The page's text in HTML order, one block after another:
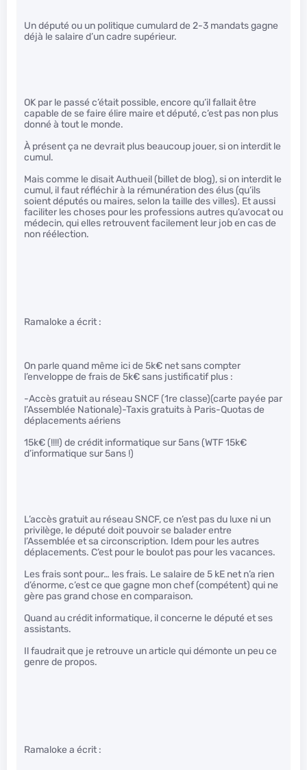
Un député ou un politique cumulard de 2-3 mandats gagne
déjà le salaire d’un cadre supérieur.
OK par le passé c’était possible, encore qu’il fallait être
capable de se faire élire maire et député, c’est pas non plus
donné à tout le monde.
À présent ça ne devrait plus beaucoup jouer, si on interdit le
cumul.
Mais comme le disait Authueil (billet de blog), si on interdit le
cumul, il faut réfléchir à la rémunération des élus (qu’ils
soient députés ou maires, selon la taille des villes). Et aussi
faciliter les choses pour les professions autres qu’avocat ou
médecin, qui elles retrouvent facilement leur job en cas de
non réélection.
Ramaloke a écrit :
On parle quand même ici de 5k€ net sans compter
l’enveloppe de frais de 5k€ sans justificatif plus :
-Accès gratuit au réseau SNCF (1re classe)(carte payée par
l’Assemblée Nationale)-Taxis gratuits à Paris-Quotas de
déplacements aériens
15k€ (!!!!) de crédit informatique sur 5ans (WTF 15k€
d’informatique sur 5ans !)
L’accès gratuit au réseau SNCF, ce n’est pas du luxe ni un
privilège, le député doit pouvoir se balader entre
l’Assemblée et sa circonscription. Idem pour les autres
déplacements. C’est pour le boulot pas pour les vacances.
Les frais sont pour… les frais. Le salaire de 5 kE net n’a rien
d’énorme, c’est ce que gagne mon chef (compétent) qui ne
gère pas grand chose en comparaison.
Quand au crédit informatique, il concerne le député et ses
assistants.
Il faudrait que je retrouve un article qui démonte un peu ce
genre de propos.
Ramaloke a écrit :